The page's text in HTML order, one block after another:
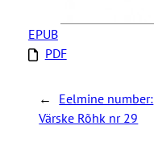
EPUB
PDF
←
Eelmine number:
Värske Rõhk nr 29